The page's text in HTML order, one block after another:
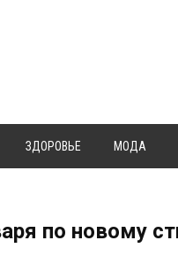
ЗДОРОВЬЕ МОДА
по новому